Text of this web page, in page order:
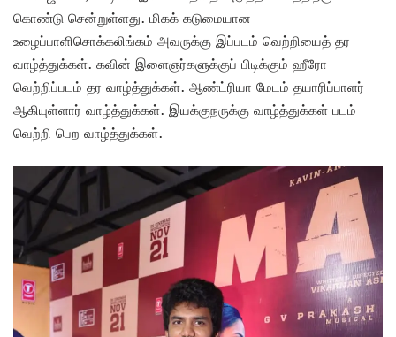
கொண்டு சென்றுள்ளது. மிகக் கடுமையான
உழைப்பாளிசொக்கலிங்கம் அவருக்கு இப்படம் வெற்றியைத் தர
வாழ்த்துக்கள். கவின் இளைஞர்களுக்குப் பிடிக்கும் ஹீரோ
வெற்றிப்படம் தர வாழ்த்துக்கள். ஆண்ட்ரியா மேடம் தயாரிப்பாளர்
ஆகியுள்ளார் வாழ்த்துக்கள். இயக்குநருக்கு வாழ்த்துக்கள் படம்
வெற்றி பெற வாழ்த்துக்கள்.